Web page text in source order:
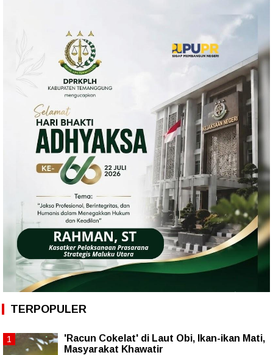
TERPOPULER
'Racun Cokelat' di Laut Obi, Ikan-ikan Mati,
Masyarakat Khawatir